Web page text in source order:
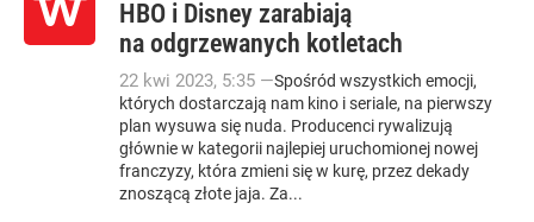
HBO i Disney zarabiają
na odgrzewanych kotletach
22 kwi 2023, 5:35 —Spośród wszystkich emocji,
których dostarczają nam kino i seriale, na pierwszy
plan wysuwa się nuda. Producenci rywalizują
głównie w kategorii najlepiej uruchomionej nowej
franczyzy, która zmieni się w kurę, przez dekady
znoszącą złote jaja. Za...